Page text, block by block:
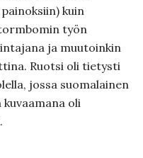
kuin
työn
ja muutoinkin
Ruotsi oli tietysti
jossa suomalainen
oli